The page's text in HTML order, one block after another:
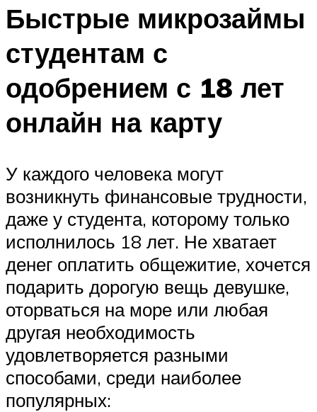
Быстрые микрозаймы
студентам с
одобрением с 18 лет
онлайн на карту
У каждого человека могут
возникнуть финансовые трудности,
даже у студента, которому только
исполнилось 18 лет. Не хватает
денег оплатить общежитие, хочется
подарить дорогую вещь девушке,
оторваться на море или любая
другая необходимость
удовлетворяется разными
способами, среди наиболее
популярных: